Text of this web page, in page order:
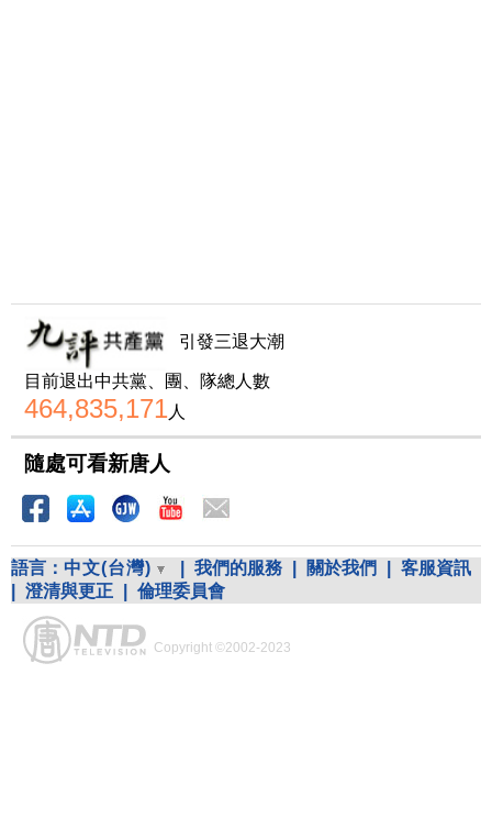
引發三退大潮
目前退出中共黨、團、隊總人數
464,835,171人
隨處可看新唐人
語言： 中文(台灣) 我們的服務 關於我們
客服資訊
澄清與更正 倫理委員會
Copyright ©2002-2023